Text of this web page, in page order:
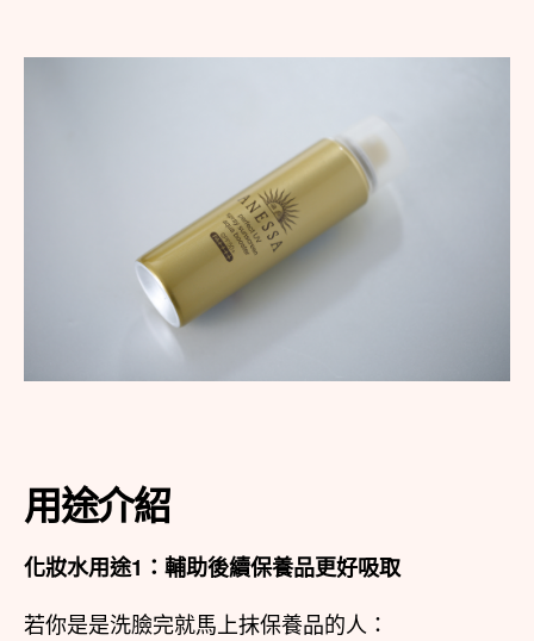
用途介紹
化妝水用途1：輔助後續保養品更好吸取
若你是是洗臉完就馬上抹保養品的人：